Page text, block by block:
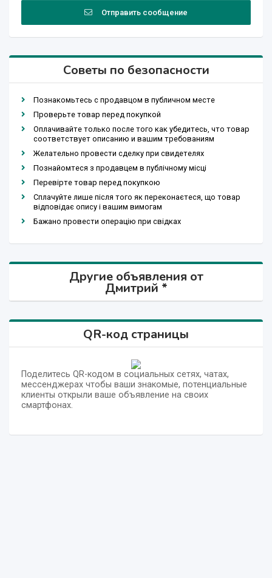
Отправить сообщение
Советы по безопасности
Познакомьтесь с продавцом в публичном месте
Проверьте товар перед покупкой
Оплачивайте только после того как убедитесь, что товар
соответствует описанию и вашим требованиям
Желательно провести сделку при свидетелях
Познайомтеся з продавцем в публічному місці
Перевірте товар перед покупкою
Сплачуйте лише після того як переконаєтеся, що товар
відповідає опису і вашим вимогам
Бажано провести операцію при свідках
Другие объявления от
Дмитрий *
QR-код страницы
Поделитесь QR-кодом в социальных сетях, чатах,
мессенджерах чтобы ваши знакомые, потенциальные
клиенты открыли ваше объявление на своих
смартфонах.